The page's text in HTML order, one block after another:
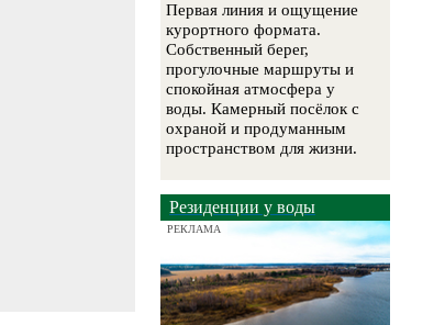
Первая линия и ощущение
курортного формата.
Собственный берег,
прогулочные маршруты и
спокойная атмосфера у
воды. Камерный посёлок с
охраной и продуманным
пространством для жизни.
Резиденции у воды
РЕКЛАМА